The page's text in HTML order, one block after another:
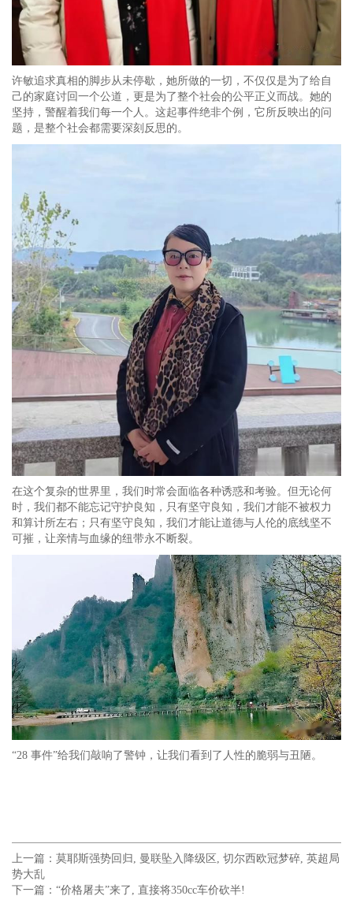
许敏追求真相的脚步从未停歇，她所做的一切，不仅仅是为了给自
己的家庭讨回一个公道，更是为了整个社会的公平正义而战。她的
坚持，警醒着我们每一个人。这起事件绝非个例，它所反映出的问
题，是整个社会都需要深刻反思的。
在这个复杂的世界里，我们时常会面临各种诱惑和考验。但无论何
时，我们都不能忘记守护良知，只有坚守良知，我们才能不被权力
和算计所左右；只有坚守良知，我们才能让道德与人伦的底线坚不
可摧，让亲情与血缘的纽带永不断裂。
“28 事件”给我们敲响了警钟，让我们看到了人性的脆弱与丑陋。
上一篇： 莫耶斯强势回归, 曼联坠入降级区, 切尔西欧冠梦碎, 英超局
势大乱
下一篇： “价格屠夫”来了, 直接将350cc车价砍半!